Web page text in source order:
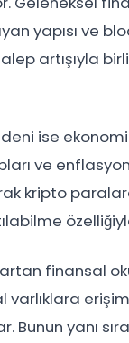
yapısı ve
talep artışıyla
ise
ve
kripto
finansal
varlıklara
Bunun yanı